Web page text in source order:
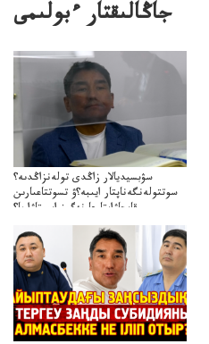
جاڭالىقتار ءبولىمى
سۋبسيديالار زاڭدى تولەنزاڭدىە؟
سوتتولەنگەناپتار ايىبە؟ۋ تسوتتاعىارىن
قايجاۋاپتارعا نەگىز ايىپتاۋا ما؟
تۇجىرىمدارىنقايتاقاراۋعانەگىزبولاالاما؟